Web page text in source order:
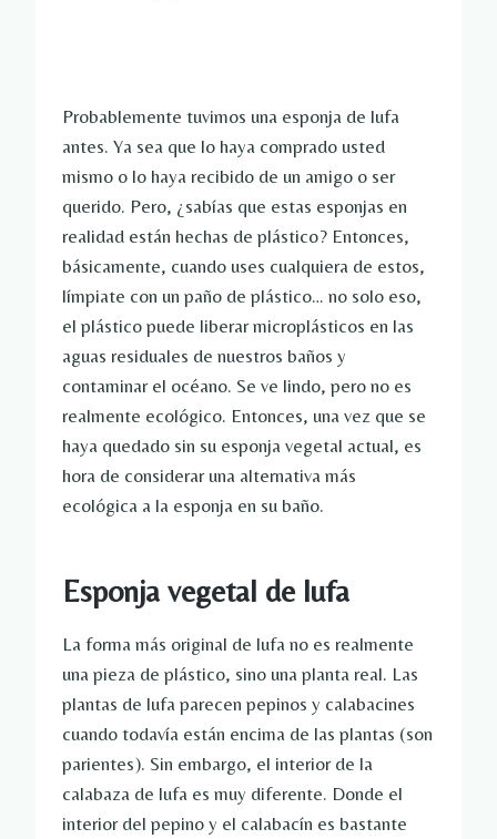
Probablemente tuvimos una esponja de lufa
antes. Ya sea que lo haya comprado usted
mismo o lo haya recibido de un amigo o ser
querido. Pero, ¿sabías que estas esponjas en
realidad están hechas de plástico? Entonces,
básicamente, cuando uses cualquiera de estos,
límpiate con un paño de plástico… no solo eso,
el plástico puede liberar microplásticos en las
aguas residuales de nuestros baños y
contaminar el océano. Se ve lindo, pero no es
realmente ecológico. Entonces, una vez que se
haya quedado sin su esponja vegetal actual, es
hora de considerar una alternativa más
ecológica a la esponja en su baño.
Esponja vegetal de lufa
La forma más original de lufa no es realmente
una pieza de plástico, sino una planta real. Las
plantas de lufa parecen pepinos y calabacines
cuando todavía están encima de las plantas (son
parientes). Sin embargo, el interior de la
calabaza de lufa es muy diferente. Donde el
interior del pepino y el calabacín es bastante